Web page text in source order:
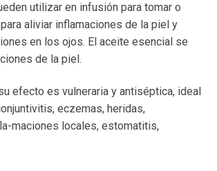
utilizar en infusión para tomar o
aliviar inflamaciones de la piel y
en los ojos. El aceite esencial se
de la piel.
efecto es vulneraria y antiséptica, ideal
eczemas, heridas,
maciones locales, estomatitis,